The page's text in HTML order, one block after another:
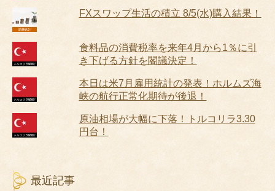
FXスワップ生活の積立 8/5(水)購入結果！
食料品の消費税率を来年4月から1％に引
き下げる方針を閣議決定！
本日は米7月雇用統計の発表！ホルムズ海
峡の航行正常化期待が後退！
原油相場が大幅に下落！トルコリラ3.30
円台！
最近記事